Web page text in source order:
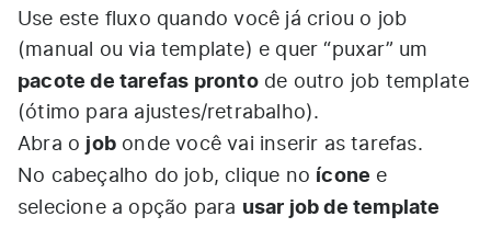
Use este fluxo quando você já criou o job
(manual ou via template) e quer “puxar” um
pacote de tarefas prontode outro job template
(ótimo para ajustes/retrabalho).​
Abra o job onde você vai inserir as tarefas.​
No cabeçalho do job, clique no ícone e
selecione a opção para usar job de template